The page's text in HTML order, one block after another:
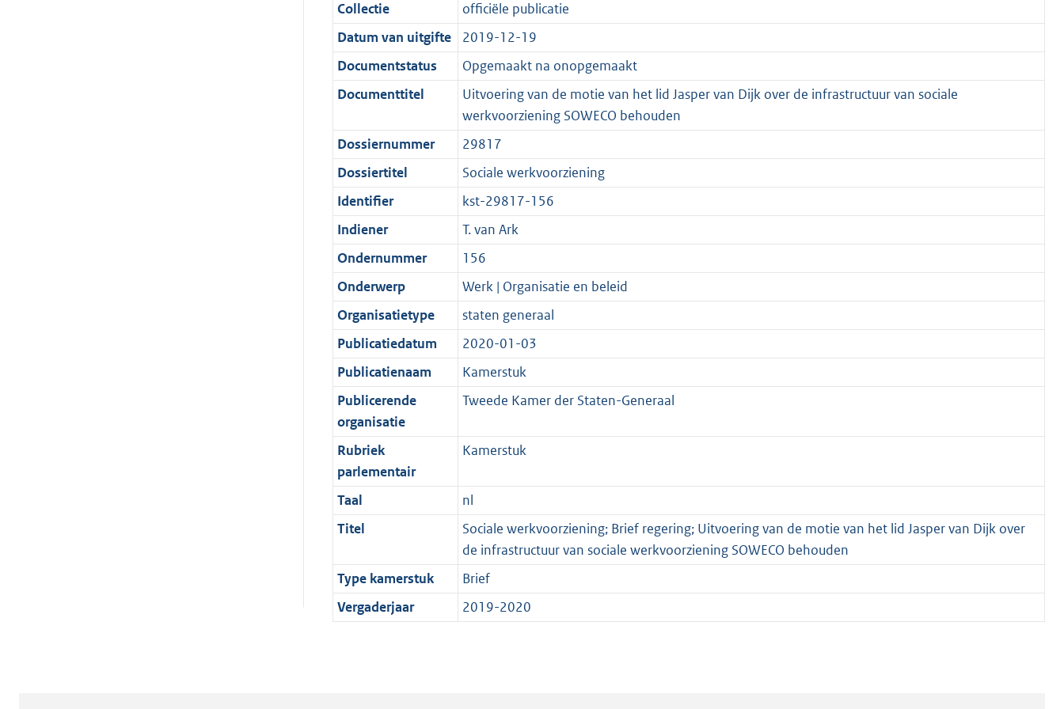
i
e
i
n
o
r
m
a
a
t
3
9
K
b
t
i
e
i
f
o
r
m
a
a
t
:
8
K
b
a
t
i
e
n
f
o
r
m
a
a
t
e
:
6
K
c
a
t
i
i
n
f
o
r
m
a
a
t
t
e
:
4
b
d
s
g
r
o
o
t
e
:
2
b
n
d
s
g
r
o
t
t
K
b
Collectie
officiële publicatie
Datum van uitgifte
2019-12-19
Documentstatus
Opgemaakt na onopgemaakt
Documenttitel
Uitvoering van de motie van het lid Jasper van Dijk over de infrastructuur van sociale
werkvoorziening SOWECO behouden
Dossiernummer
29817
Dossiertitel
Sociale werkvoorziening
Identifier
kst-29817-156
Indiener
T. van Ark
Ondernummer
156
Onderwerp
Werk | Organisatie en beleid
Organisatietype
staten generaal
Publicatiedatum
2020-01-03
Publicatienaam
Kamerstuk
Publicerende
organisatie
Tweede Kamer der Staten-Generaal
Rubriek
parlementair
Kamerstuk
Taal
nl
Titel
Sociale werkvoorziening; Brief regering; Uitvoering van de motie van het lid Jasper van Dijk over
de infrastructuur van sociale werkvoorziening SOWECO behouden
Type kamerstuk
Brief
Vergaderjaar
2019-2020